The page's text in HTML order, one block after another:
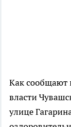
Как сообщают
власти
улице